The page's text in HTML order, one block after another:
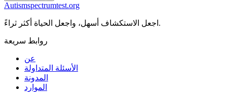
Autismspectrumtest.org
اجعل الاستكشاف أسهل، واجعل الحياة أكثر ثراءً.
روابط سريعة
عن
الأسئلة المتداولة
المدونة
الموارد